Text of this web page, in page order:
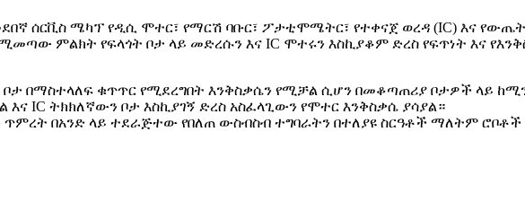
የመደበኛ ሰርቪስ ሜካፕ የዲሲ ሞተር፣ የማርሽ ባቡር፣ ፖታቲሞሜትር፣ የተቀናጀ ወረዳ (IC) እና
ምልክት የፍላጎት ቦታ ላይ መድረሱን እና IC ሞተሩን እስኪያቆም ድረስ የፍጥነት እና
በማስተላለፍ ቁጥጥር የሚደረግበት እንቅስቃሴን የሚቻል ሲሆን በመቆጣጠሪያ ቦታዎች ላይ
IC ትክክለኛውን ቦታ እስኪያገኝ ድረስ አስፈላጊውን የሞተር እንቅስቃሴ ያሳያል።
በአንድ ላይ ተደራጅተው የበለጠ ውስብስብ ተግባራትን በተለያዩ ስርዓቶች ማለትም ሮቦቶች